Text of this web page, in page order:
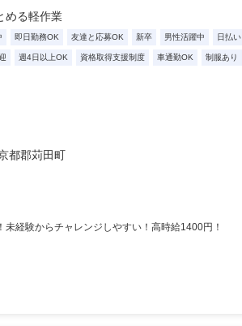
める軽作業
即日勤務OK 友達と応募OK 新卒 男性活躍中 日払い
週4日以上OK 資格取得支援制度 車通勤OK 制服あり
都郡苅田町
経験からチャレンジしやすい！高時給1400円！